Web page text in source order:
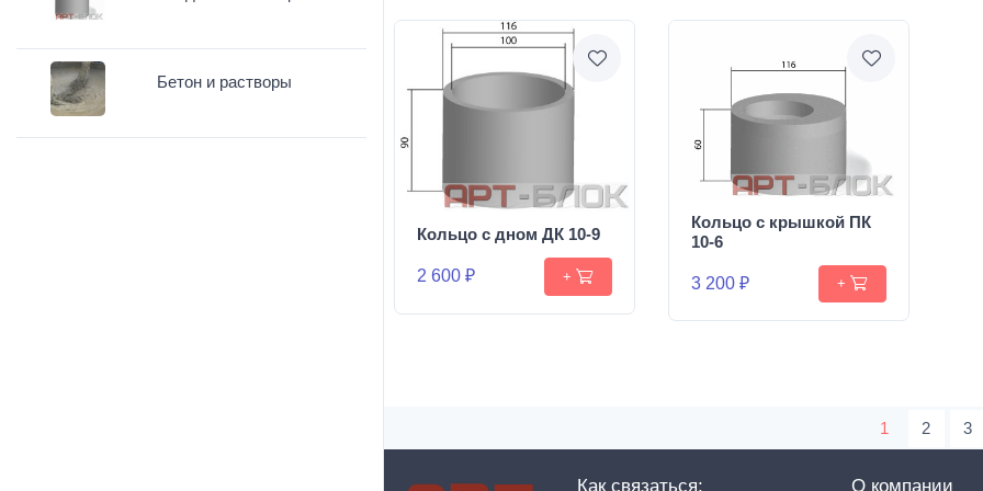
Кольцо с дном ДК 10-9
2 600 ₽ +
Кольцо с крышкой ПК
10-6
3 200 ₽ +
1 2 3
Бетон и растворы
Как связаться: О компании